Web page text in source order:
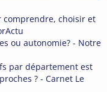
comprendre, choisir et
ou autonomie? - Notre
par département est
? - Carnet Le